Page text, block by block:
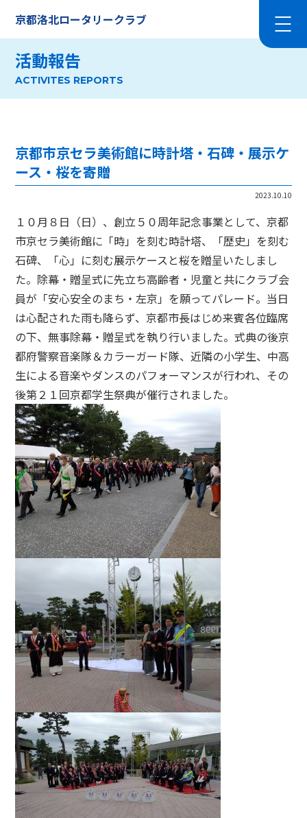
京都洛北ロータリークラブ
活動報告
ACTIVITES REPORTS
京都市京セラ美術館に時計塔・石碑・展示ケ
ース・桜を寄贈
2023.10.10
１０月８日（日）、創立５０周年記念事業として、京都
市京セラ美術館に「時」を刻む時計塔、「歴史」を刻む
石碑、「心」に刻む展示ケースと桜を贈呈いたしまし
た。除幕・贈呈式に先立ち高齢者・児童と共にクラブ会
員が「安心安全のまち・左京」を願ってパレード。当日
は心配された雨も降らず、京都市長はじめ来賓各位臨席
の下、無事除幕・贈呈式を執り行いました。式典の後京
都府警察音楽隊＆カラーガード隊、近隣の小学生、中高
生による音楽やダンスのパフォーマンスが行われ、その
後第２１回京都学生祭典が催行されました。